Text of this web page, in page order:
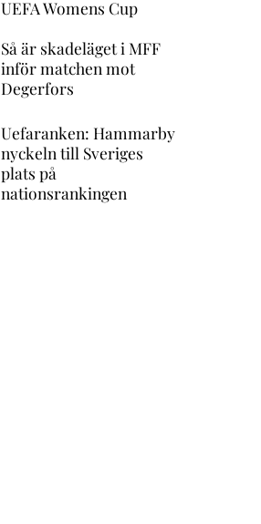
UEFA Womens Cup
Så är skadeläget i MFF
inför matchen mot
Degerfors
Uefaranken: Hammarby
nyckeln till Sveriges
plats på
nationsrankingen